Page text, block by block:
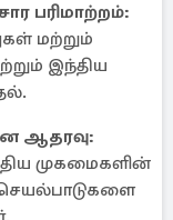
பரிமாற்றம்:
மற்றும்
இந்திய
ஆதரவு:
முகமைகளின்